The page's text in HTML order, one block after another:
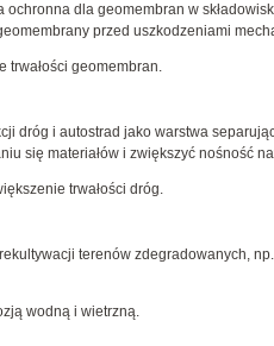
dla geomembran w
przed uszkodzeniami
trwałości geomembran.
dróg i autostrad jako warstwa
się materiałów i zwiększyć nośność
trwałości dróg.
terenów zdegradowanych,
wodną i wietrzną.